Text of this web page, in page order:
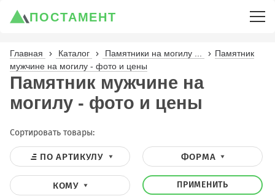
ПОСТАМЕНТ
Главная Каталог Памятники на могилу ...
Памятник
мужчине на могилу - фото и цены
Памятник мужчине на
могилу - фото и цены
Сортировать товары:
ПО АРТИКУЛУ ФОРМА
КОМУ ПРИМЕНИТЬ